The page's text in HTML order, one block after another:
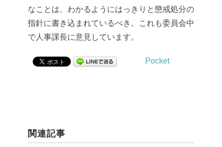
なことは、わかるようにはっきりと懲戒処分の
指針に書き込まれているべき。これも委員会中
で人事課長に意見しています。
Pocket
関連記事